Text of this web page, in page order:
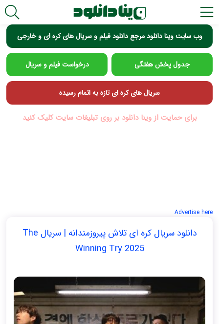
وب سایت وینا دانلود مرجع دانلود فیلم و سریال های کره ای و خارجی
جدول پخش هفتگی درخواست فیلم و سریال
سریال های کره ای تازه به اتمام رسیده
برای حمایت از وینا دانلود بر روی تبلیغات سایت کلیک کنید
Advertise here
دانلود سریال کره ای تلاش پیروزمندانه | سریال The
Winning Try 2025